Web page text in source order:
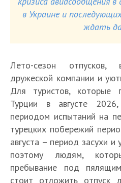
в Украине и
ждать
Лето-сезон
дружеской компании и
Для туристов, которые
Турции в августе
периодом испытаний на
турецких побережий
августа – период засухи и
поэтому людям,
пребывание под
стоит отложить отпуск